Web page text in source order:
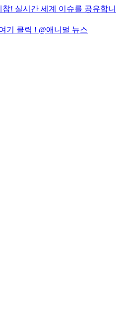
! 실시간 세계 이슈를 공유합니
기 클릭 ! @애니멀 뉴스